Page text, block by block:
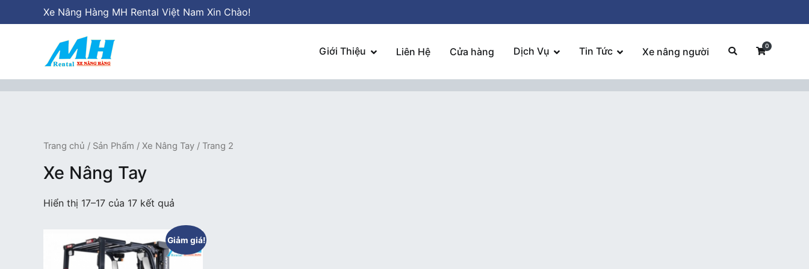
tới
Xe Nâng Hàng MH Rental Việt Nam Xin Chào!
Giới Thiệu Liên Hệ Cửa hàng Dịch Vụ Tin Tức Xe nâng người 0
Trang chủ / Sản Phẩm / Xe Nâng Tay / Trang 2
Xe Nâng Tay
Hiển thị 17–17 của 17 kết quả
Giảm giá!